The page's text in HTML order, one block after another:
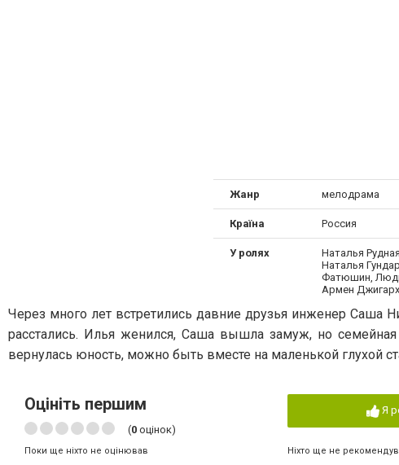
Жанр мелодрама
Країна Россия
У ролях
Наталья
Наталья
Фатюшин,
Армен
Через много лет встретились давние друзья инженер
расстались. Илья женился, Саша вышла замуж, но
вернулась юность, можно быть вместе на маленькой глухой
Оцініть першим
(0 оцінок)
Поки ще ніхто не оцінював
Я
Ніхто ще не